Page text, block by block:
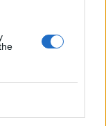
querer ser
del
DE